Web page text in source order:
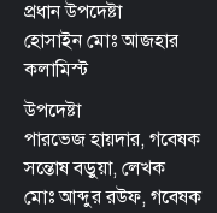
প্রধান উপদেষ্টা
হোসাইন মোঃ আজহার
কলামিস্ট
উপদেষ্টা
পারভেজ হায়দার, গবেষক
সন্তোষ বড়ুয়া, লেখক
মোঃ আব্দুর রউফ, গবেষক